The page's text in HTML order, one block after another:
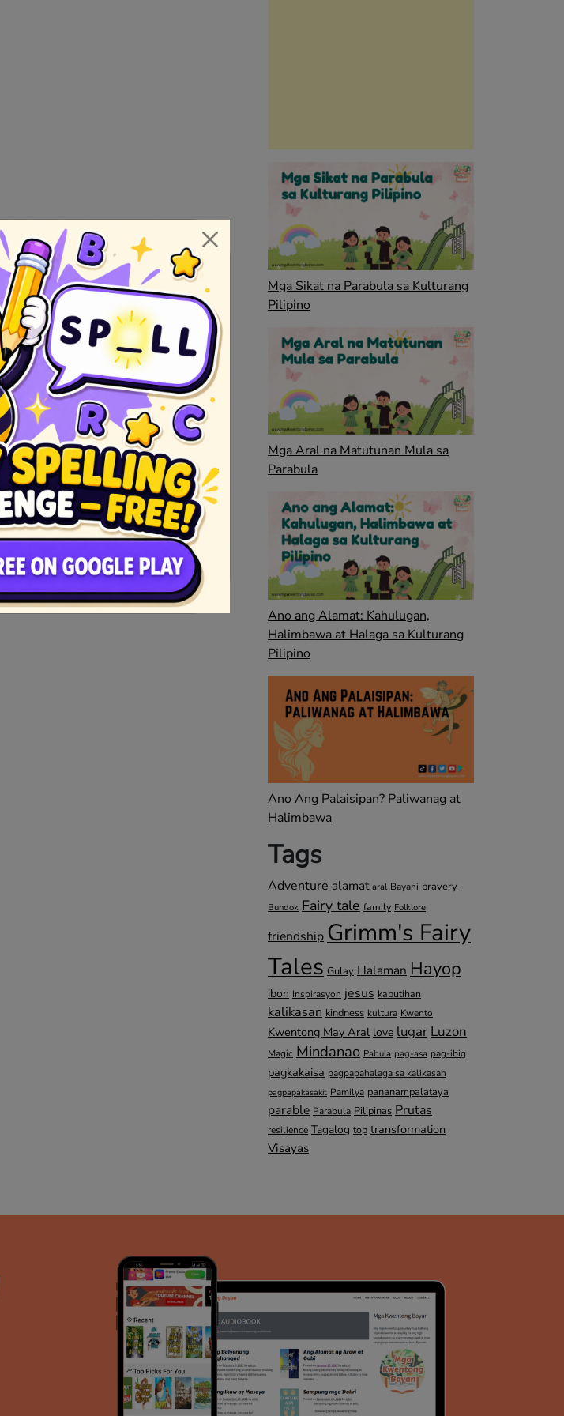
Mga Sikat na Parabula sa Kulturang
Pilipino
Mga Aral na Matutunan Mula sa
Parabula
Ano ang Alamat: Kahulugan,
Halimbawa at Halaga sa Kulturang
Pilipino
Ano Ang Palaisipan? Paliwanag at
Halimbawa
Tags
Adventure alamat aral Bayani bravery
Bundok Fairy tale family Folklore
friendship Grimm's Fairy
Tales Gulay Halaman Hayop
ibon Inspirasyon jesus kabutihan
kalikasan kindness kultura Kwento
Kwentong May Aral love lugar Luzon
Magic Mindanao Pabula pag-asa pag-ibig
pagkakaisa pagpapahalaga sa kalikasan
pagpapakasakit Pamilya pananampalataya
parable Parabula Pilipinas Prutas
resilience Tagalog top transformation
Visayas